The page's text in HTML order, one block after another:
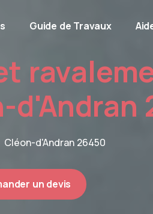
Guide de Travaux
d'Andran
Cléon-d'Andran 26450
un devis